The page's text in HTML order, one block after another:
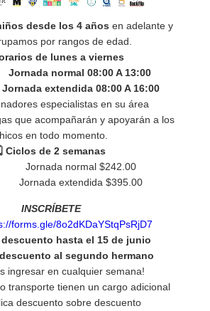
desde los 4 años en adelante y
por rangos de edad.
de lunes a viernes
normal 08:00 A 13:00
extendida 08:00 A 16:00
especialistas en su área
que acompañarán y apoyarán a los
en todo momento.
Ciclos de 2 semanas
normal $242.00
extendida $395.00
INSCRÍBETE
forms.gle/8o2dKDaYStqPsRjD7
descuento hasta el 15 de junio
al segundo hermano
ingresar en cualquier semana!
transporte tienen un cargo adicional
descuento sobre descuento